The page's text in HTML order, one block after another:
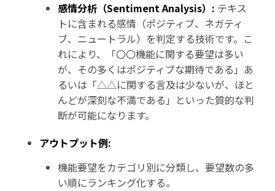
感情分析（Sentiment Analysis）: テキス
トに含まれる感情（ポジティブ、ネガティ
ブ、ニュートラル）を判定する技術です。こ
れにより、「〇〇機能に関する要望は多い
が、その多くはポジティブな期待である」あ
るいは「△△に関する言及は少ないが、ほと
んどが深刻な不満である」といった質的な判
断が可能になります。
アウトプット例:
機能要望をカテゴリ別に分類し、要望数の多
い順にランキング化する。